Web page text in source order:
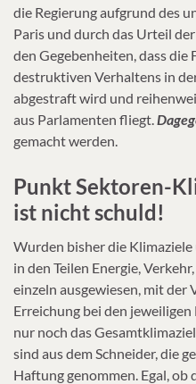
die Regierung aufgrund des
Paris und durch das Urteil
den Gegebenheiten, dass die
destruktiven Verhaltens in
abgestraft wird und
aus Parlamenten fliegt.
gemacht werden.
Punkt Sektoren-
ist nicht schuld!
Wurden bisher die
in den Teilen Energie,
einzeln ausgewiesen, mit
Erreichung bei den
nur noch das
sind aus dem Schneider, die
Haftung genommen. Egal, ob